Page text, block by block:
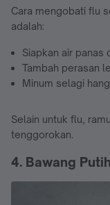
Cara mengobati flu
adalah:
Siapkan air panas
Tambah perasan
Minum selagi
Selain untuk flu,
tenggorokan.
4. Bawang Putih